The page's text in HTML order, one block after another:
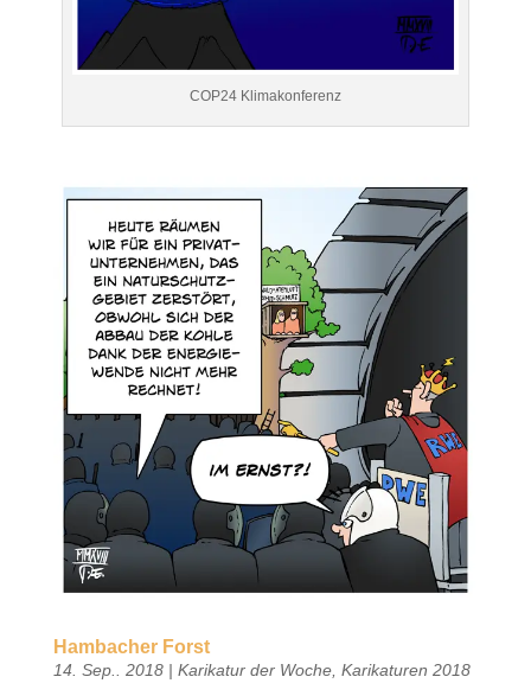
COP24 Klimakonferenz
Hambacher Forst
14. Sep.. 2018| Karikatur der Woche, Karikaturen 2018